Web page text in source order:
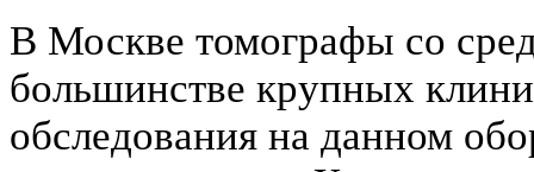
В Москве томографы со
большинстве крупных
обследования на данном